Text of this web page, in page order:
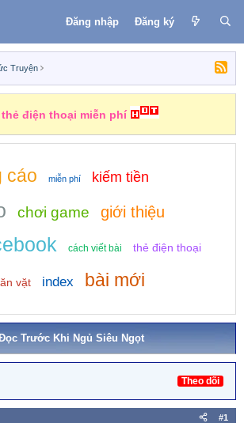
Đăng nhập Đăng ký
Truyện
nhiệm vụ kiếm tiền
cáo miễn phí kiếm tiền
chơi game giới thiệu
cách viết bài thẻ điện thoại
ăn vặt index bài mới
Trước Khi Ngủ Siêu Ngọt
Theo dõi
#1